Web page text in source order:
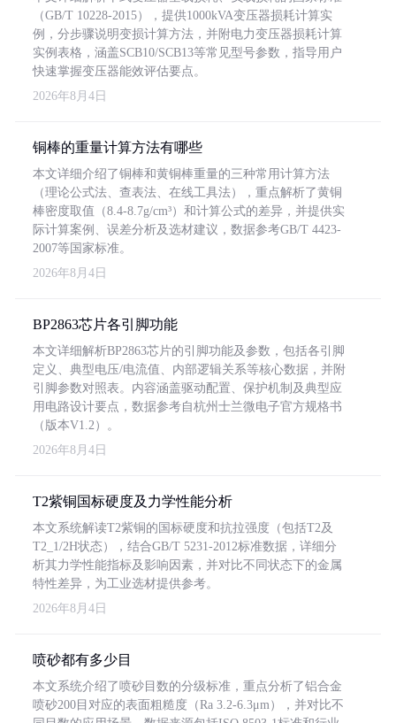
（GB/T 10228-2015），提供1000kVA变压器损耗计算实
例，分步骤说明变损计算方法，并附电力变压器损耗计算
实例表格，涵盖SCB10/SCB13等常见型号参数，指导用户
快速掌握变压器能效评估要点。
2026年8月4日
铜棒的重量计算方法有哪些
本文详细介绍了铜棒和黄铜棒重量的三种常用计算方法
（理论公式法、查表法、在线工具法），重点解析了黄铜
棒密度取值（8.4-8.7g/cm³）和计算公式的差异，并提供实
际计算案例、误差分析及选材建议，数据参考GB/T 4423-
2007等国家标准。
2026年8月4日
BP2863芯片各引脚功能
本文详细解析BP2863芯片的引脚功能及参数，包括各引脚
定义、典型电压/电流值、内部逻辑关系等核心数据，并附
引脚参数对照表。内容涵盖驱动配置、保护机制及典型应
用电路设计要点，数据参考自杭州士兰微电子官方规格书
（版本V1.2）。
2026年8月4日
T2紫铜国标硬度及力学性能分析
本文系统解读T2紫铜的国标硬度和抗拉强度（包括T2及
T2_1/2H状态），结合GB/T 5231-2012标准数据，详细分
析其力学性能指标及影响因素，并对比不同状态下的金属
特性差异，为工业选材提供参考。
2026年8月4日
喷砂都有多少目
本文系统介绍了喷砂目数的分级标准，重点分析了铝合金
喷砂200目对应的表面粗糙度（Ra 3.2-6.3μm），并对比不